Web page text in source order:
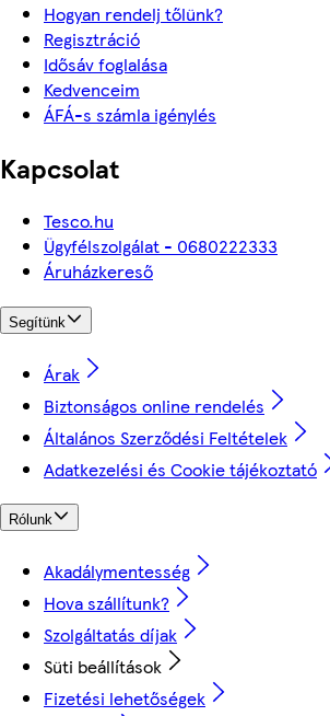
Hogyan rendelj tőlünk?
Regisztráció
Idősáv foglalása
Kedvenceim
ÁFÁ-s számla igénylés
Kapcsolat
Tesco.hu
Ügyfélszolgálat - 0680222333
Áruházkereső
Segítünk
Árak
Biztonságos online rendelés
Általános Szerződési Feltételek
Adatkezelési és Cookie tájékoztató
Rólunk
Akadálymentesség
Hova szállítunk?
Szolgáltatás díjak
Süti beállítások
Fizetési lehetőségek